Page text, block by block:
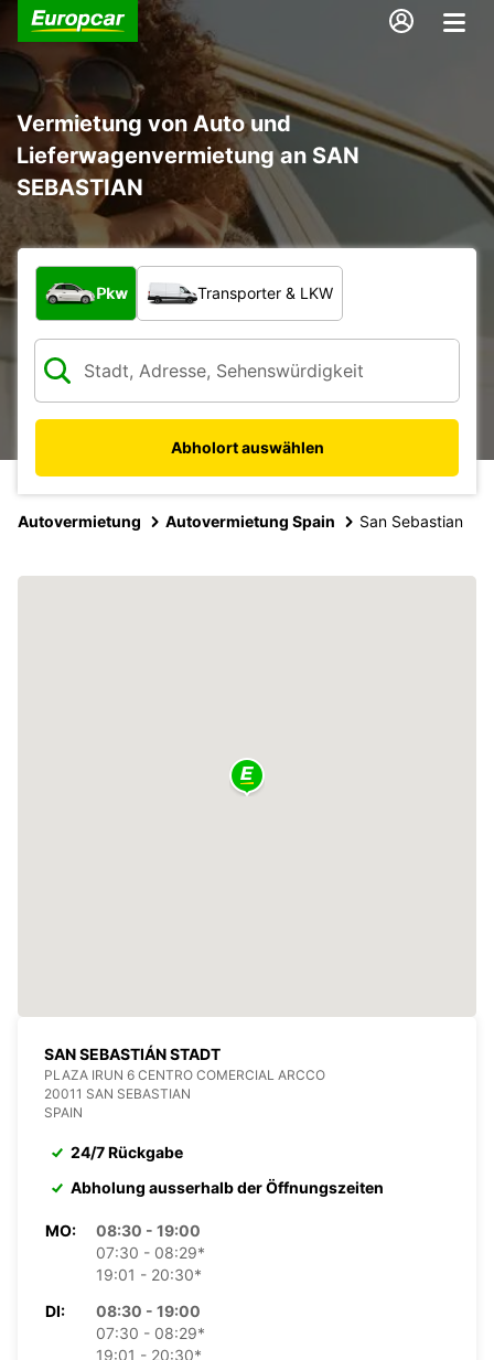
Vermietung von Auto und
Lieferwagenvermietung an SAN
SEBASTIAN
Welche Art von Fahrzeug?
Pkw Transporter & LKW
Abholort auswählen
Autovermietung Autovermietung Spain San Sebastian
SAN SEBASTIÁN STADT
PLAZA IRUN 6 CENTRO COMERCIAL ARCCO
20011 SAN SEBASTIAN
SPAIN
24/7 Rückgabe
Abholung ausserhalb der Öffnungszeiten
MO:
08:30 - 19:00
07:30 - 08:29*
19:01 - 20:30*
DI:
08:30 - 19:00
07:30 - 08:29*
19:01 - 20:30*